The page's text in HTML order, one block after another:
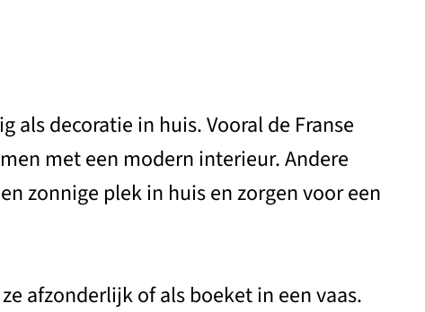
decoratie in huis. Vooral de Franse
met een modern interieur. Andere
zonnige plek in huis en zorgen voor een
afzonderlijk of als boeket in een vaas.